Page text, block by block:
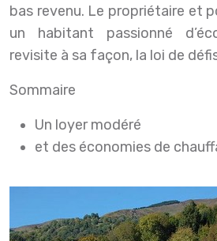
bas revenu. Le propriétaire et
un habitant passionné
revisite à sa façon, la loi de
Sommaire
Un loyer modéré
et des économies de